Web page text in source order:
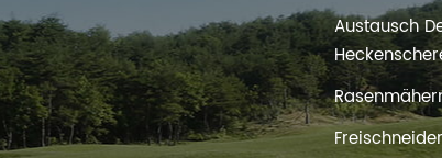
Austausch